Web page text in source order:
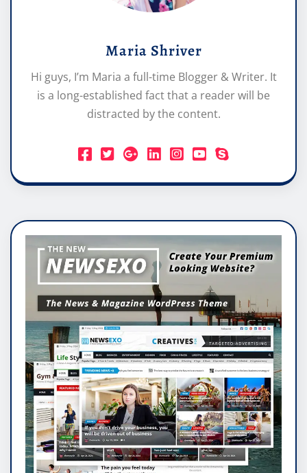
Maria Shriver
Hi guys, I’m Maria a full-time Blogger & Writer. It
is a long-established fact that a reader will be
distracted by the content.